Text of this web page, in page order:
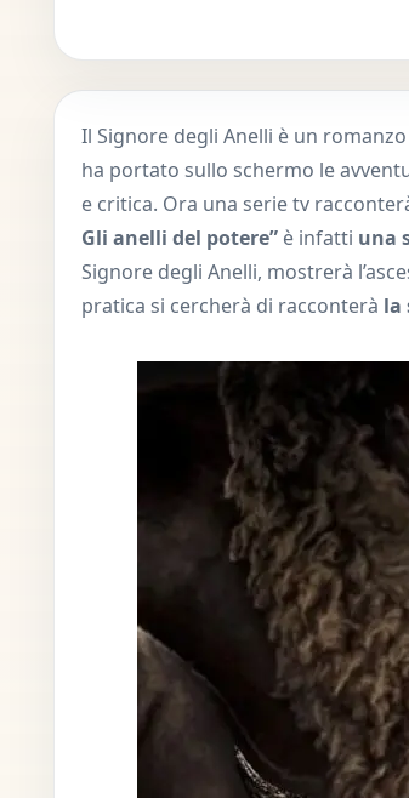
Il Signore degli Anelli è un romanzo
ha portato sullo schermo le
e critica. Ora una serie tv
Gli anelli del potere” è infatti una
Signore degli Anelli, mostrerà
pratica si cercherà di racconterà la